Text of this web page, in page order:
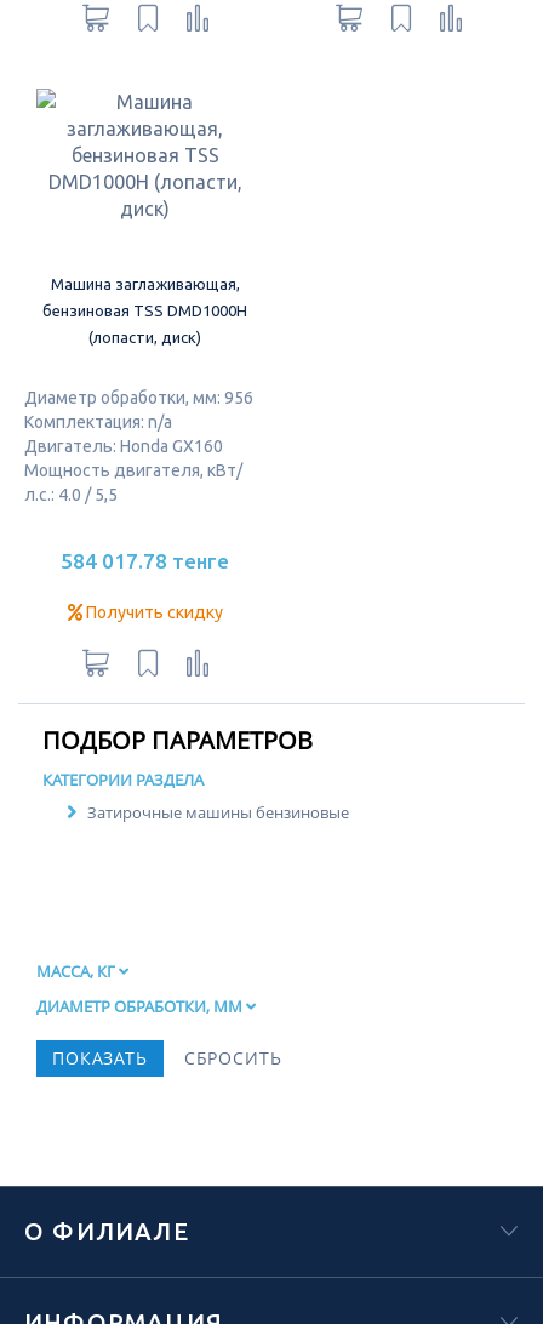
Машина заглаживающая,
бензиновая TSS DMD1000H
(лопасти, диск)
Диаметр обработки, мм: 956
Комплектация: n/a
Двигатель: Honda GX160
Мощность двигателя, кВт/
л.с.: 4.0 / 5,5
584 017.78 тенге
Получить скидку
ПОДБОР ПАРАМЕТРОВ
КАТЕГОРИИ РАЗДЕЛА
Затирочные машины бензиновые
МАССА, КГ
ДИАМЕТР ОБРАБОТКИ, ММ
О ФИЛИАЛЕ